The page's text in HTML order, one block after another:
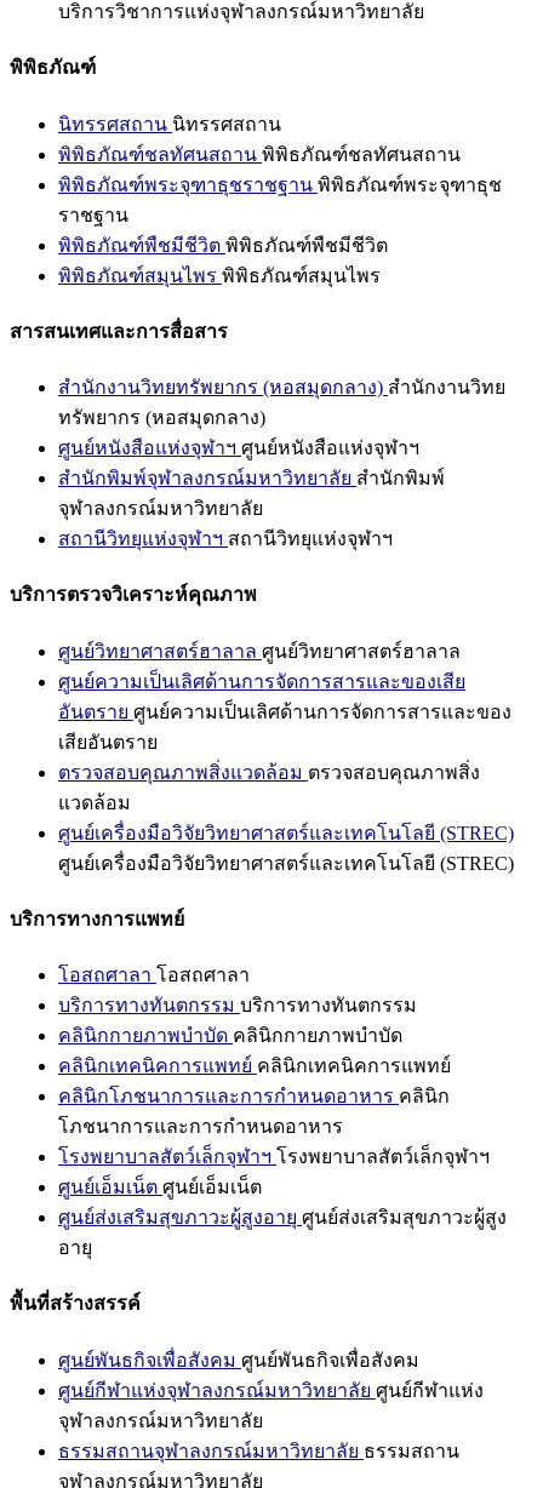
บริการวิชาการแห่งจุฬาลงกรณ์มหาวิทยาลัย
พิพิธภัณฑ์
นิทรรศสถาน นิทรรศสถาน
พิพิธภัณฑ์ชลทัศนสถาน พิพิธภัณฑ์ชลทัศนสถาน
พิพิธภัณฑ์พระจุฑาธุชราชฐาน พิพิธภัณฑ์พระจุฑาธุช
ราชฐาน
พิพิธภัณฑ์พืชมีชีวิต พิพิธภัณฑ์พืชมีชีวิต
พิพิธภัณฑ์สมุนไพร พิพิธภัณฑ์สมุนไพร
สารสนเทศและการสื่อสาร
สำนักงานวิทยทรัพยากร (หอสมุดกลาง) สำนักงานวิทย
ทรัพยากร (หอสมุดกลาง)
ศูนย์หนังสือแห่งจุฬาฯ ศูนย์หนังสือแห่งจุฬาฯ
สำนักพิมพ์จุฬาลงกรณ์มหาวิทยาลัย สำนักพิมพ์
จุฬาลงกรณ์มหาวิทยาลัย
สถานีวิทยุแห่งจุฬาฯ สถานีวิทยุแห่งจุฬาฯ
บริการตรวจวิเคราะห์คุณภาพ
ศูนย์วิทยาศาสตร์ฮาลาล ศูนย์วิทยาศาสตร์ฮาลาล
ศูนย์ความเป็นเลิศด้านการจัดการสารและของเสีย
อันตราย ศูนย์ความเป็นเลิศด้านการจัดการสารและของ
เสียอันตราย
ตรวจสอบคุณภาพสิ่งแวดล้อม ตรวจสอบคุณภาพสิ่ง
แวดล้อม
ศูนย์เครื่องมือวิจัยวิทยาศาสตร์และเทคโนโลยี (STREC)
ศูนย์เครื่องมือวิจัยวิทยาศาสตร์และเทคโนโลยี (STREC)
บริการทางการแพทย์
โอสถศาลา โอสถศาลา
บริการทางทันตกรรม บริการทางทันตกรรม
คลินิกกายภาพบำบัด คลินิกกายภาพบำบัด
คลินิกเทคนิคการแพทย์ คลินิกเทคนิคการแพทย์
คลินิกโภชนาการและการกำหนดอาหาร คลินิก
โภชนาการและการกำหนดอาหาร
โรงพยาบาลสัตว์เล็กจุฬาฯ โรงพยาบาลสัตว์เล็กจุฬาฯ
ศูนย์เอ็มเน็ต ศูนย์เอ็มเน็ต
ศูนย์ส่งเสริมสุขภาวะผู้สูงอายุ ศูนย์ส่งเสริมสุขภาวะผู้สูง
อายุ
พื้นที่สร้างสรรค์
ศูนย์พันธกิจเพื่อสังคม ศูนย์พันธกิจเพื่อสังคม
ศูนย์กีฬาแห่งจุฬาลงกรณ์มหาวิทยาลัย ศูนย์กีฬาแห่ง
จุฬาลงกรณ์มหาวิทยาลัย
ธรรมสถานจุฬาลงกรณ์มหาวิทยาลัย ธรรมสถาน
จุฬาลงกรณ์มหาวิทยาลัย